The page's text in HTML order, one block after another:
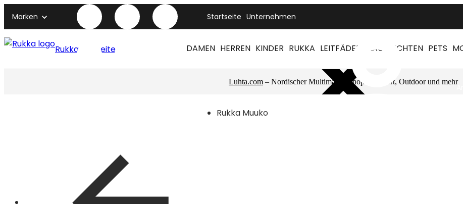
Marken Startseite Unternehmen
Rukka titelseite DAMEN HERREN KINDER RUKKA LEITFÄDEN NACHRICHTEN PETS
Luhta.com – Nordischer Multimarkenshop für Sport, Outdoor und mehr
Rukka Muuko